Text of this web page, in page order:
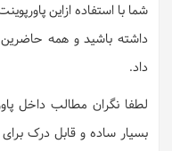
شما با استفاده ازاین
داشته باشید و همه
داد.
لطفا نگران مطالب داخل
بسیار ساده و قابل درک